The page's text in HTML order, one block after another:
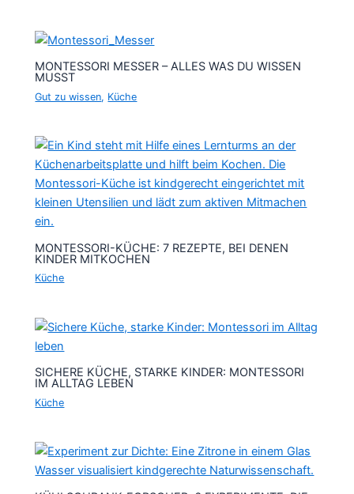
MONTESSORI MESSER – ALLES WAS DU WISSEN
MUSST
Gut zu wissen, Küche
MONTESSORI-KÜCHE: 7 REZEPTE, BEI DENEN
KINDER MITKOCHEN
Küche
SICHERE KÜCHE, STARKE KINDER: MONTESSORI
IM ALLTAG LEBEN
Küche